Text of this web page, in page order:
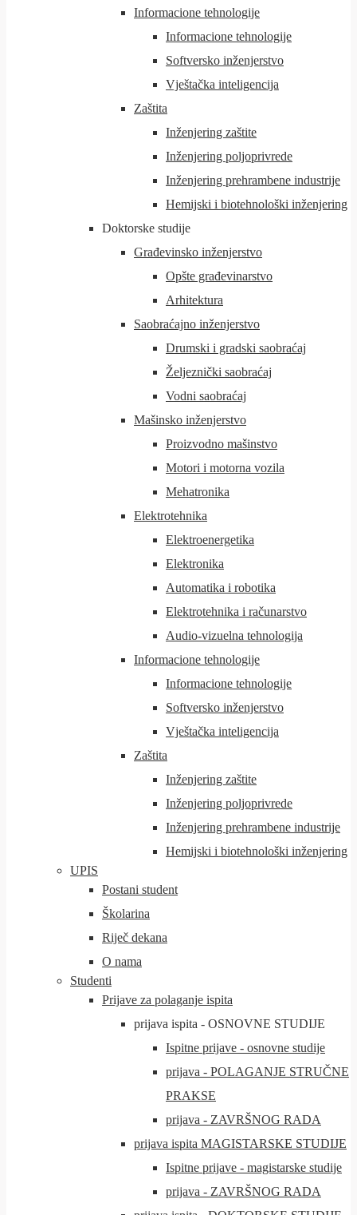
Informacione tehnologije
Informacione tehnologije
Softversko inženjerstvo
Vještačka inteligencija
Zaštita
Inženjering zaštite
Inženjering poljoprivrede
Inženjering prehrambene industrije
Hemijski i biotehnološki inženjering
Doktorske studije
Građevinsko inženjerstvo
Opšte građevinarstvo
Arhitektura
Saobraćajno inženjerstvo
Drumski i gradski saobraćaj
Željeznički saobraćaj
Vodni saobraćaj
Mašinsko inženjerstvo
Proizvodno mašinstvo
Motori i motorna vozila
Mehatronika
Elektrotehnika
Elektroenergetika
Elektronika
Automatika i robotika
Elektrotehnika i računarstvo
Audio-vizuelna tehnologija
Informacione tehnologije
Informacione tehnologije
Softversko inženjerstvo
Vještačka inteligencija
Zaštita
Inženjering zaštite
Inženjering poljoprivrede
Inženjering prehrambene industrije
Hemijski i biotehnološki inženjering
UPIS
Postani student
Školarina
Riječ dekana
O nama
Studenti
Prijave za polaganje ispita
prijava ispita - OSNOVNE STUDIJE
Ispitne prijave - osnovne studije
prijava - POLAGANJE STRUČNE
PRAKSE
prijava - ZAVRŠNOG RADA
prijava ispita MAGISTARSKE STUDIJE
Ispitne prijave - magistarske studije
prijava - ZAVRŠNOG RADA